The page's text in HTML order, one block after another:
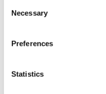
Selection
Necessary
Preferences
Statistics
einzelne finden werden.
Frequenz:
Sommer + Feiertage =
blauen Linien. Alle 30